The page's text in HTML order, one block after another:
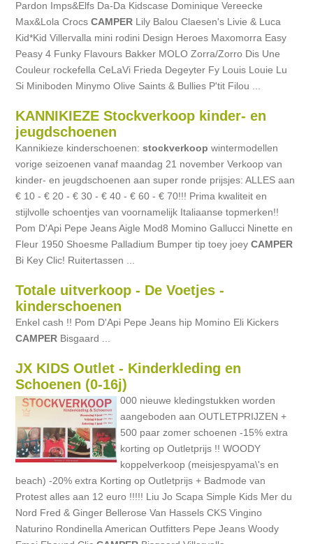
Pardon Imps&Elfs Da-Da Kidscase Dominique Vereecke
Max&Lola CrocsCAMPER Lily Balou Claesen's Livie & Luca
Kid*Kid Villervalla mini rodini Design Heroes Maxomorra Easy
Peasy 4 Funky Flavours Bakker MOLO Zorra/Zorro Dis Une
Couleur rockefella CeLaVi Frieda Degeyter Fy Louis Louie Lu
Si Miniboden Minymo Olive Saints & Bullies P'tit Filou ...
KANNIKIEZE Stockverkoop kinder- en
jeugdschoenen
Kannikieze kinderschoenen:stockverkoop wintermodellen
vorige seizoenen vanaf maandag 21 november Verkoop van
kinder- en jeugdschoenen aan super ronde prijsjes: ALLES aan
€ 10 - € 20 - € 30 - € 40 - € 60 - € 70!!! Prima kwaliteit en
stijlvolle schoentjes van voornamelijk Italiaanse topmerken!!
Pom D'Api Pepe Jeans Aigle Mod8 Momino Gallucci Ninette en
Fleur 1950 Shoesme Palladium Bumper tip toey joeyCAMPER
Bi Key Clic! Ruitertassen ...
Totale uitverkoop - De Voetjes -
kinderschoenen
Enkel cash !! Pom D'Api Pepe Jeans hip Momino Eli Kickers
CAMPER Bisgaard ...
JX KIDS Outlet - Kinderkleding en
Schoenen (0-16j)
000 nieuwe kledingstukken worden
aangeboden aan OUTLETPRIJZEN +
500 paar zomer schoenen -15% extra
korting op Outletprijs !! WOODY
koppelverkoop (meisjespyama\'s en
beach) -20% extra Korting op Outletprijs + Badmode van
Protest alles aan 12 euro !!!!! Liu Jo Scapa Simple Kids Mer du
Nord Fred & Ginger Bellerose Van Hassels CKS Vingino
Naturino Rondinella American Outfitters Pepe Jeans Woody